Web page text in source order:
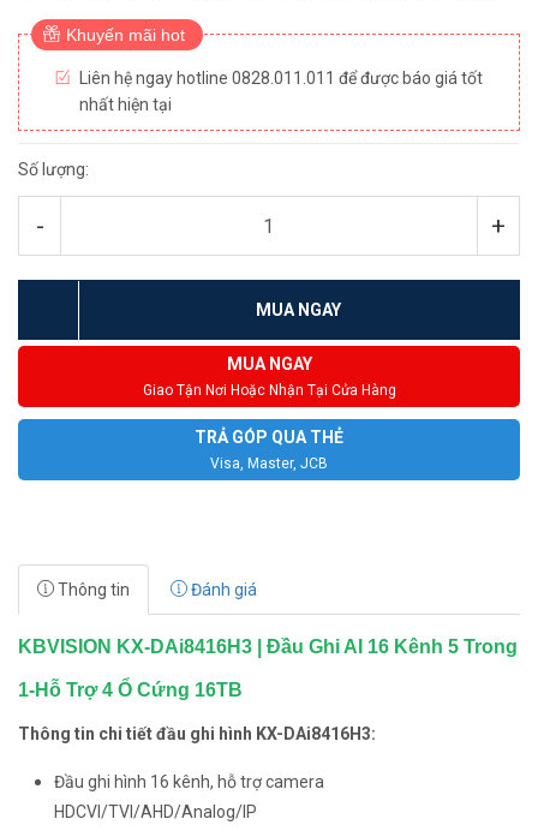
chuẩn nén AI-Coding Hỗ trợ tối đa 4 kênh bảo vệ vành đai (a...
Khuyến mãi hot
Liên hệ ngay hotline 0828.011.011 để được báo giá tốt
nhất hiện tại
Số lượng:
- +
MUA NGAY
MUA NGAY
Giao Tận Nơi Hoặc Nhận Tại Cửa Hàng
TRẢ GÓP QUA THẺ
Visa, Master, JCB
Thông tin Đánh giá
KBVISION KX-DAi8416H3 | Đầu Ghi AI 16 Kênh 5 Trong
1-Hỗ Trợ 4 Ổ Cứng 16TB
Thông tin chi tiết đầu ghi hình KX-DAi8416H3:
Đầu ghi hình 16 kênh, hỗ trợ camera
HDCVI/TVI/AHD/Analog/IP